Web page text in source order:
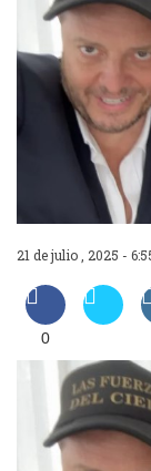
21 de julio , 2025 -
0